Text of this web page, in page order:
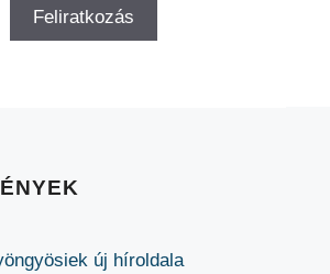
új híroldala